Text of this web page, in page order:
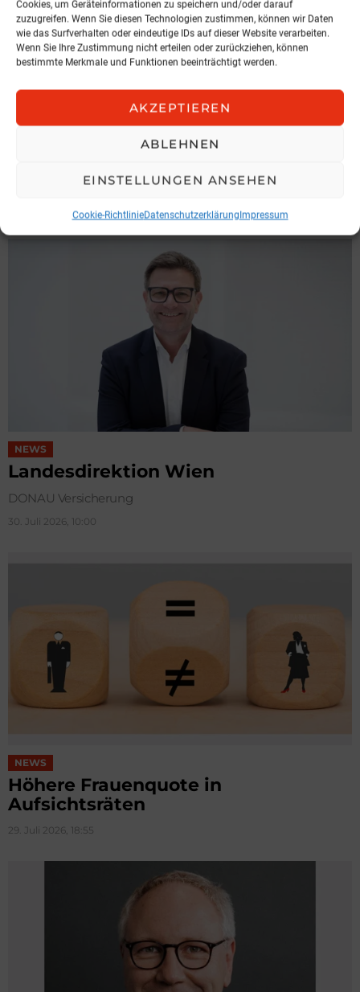
Cookies, um Geräteinformationen zu speichern und/oder darauf
zuzugreifen. Wenn Sie diesen Technologien zustimmen, können wir Daten
wie das Surfverhalten oder eindeutige IDs auf dieser Website verarbeiten.
Wenn Sie Ihre Zustimmung nicht erteilen oder zurückziehen, können
bestimmte Merkmale und Funktionen beeinträchtigt werden.
AKZEPTIEREN
ABLEHNEN
EINSTELLUNGEN ANSEHEN
Cookie-RichtlinieDatenschutzerklärungImpressum
Hochnegger legt Präsidentenamt
NEWS
Landesdirektion Wien
DONAU Versicherung
30. Juli 2026, 10:00
NEWS
Höhere Frauenquote in
Aufsichtsräten
29. Juli 2026, 18:55